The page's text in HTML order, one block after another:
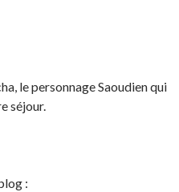
le personnage Saoudien qui
séjour.
: